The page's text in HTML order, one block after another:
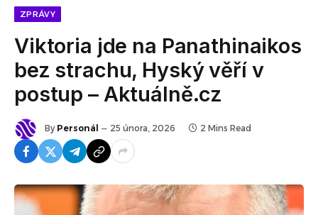
ZPRÁVY
Viktoria jde na Panathinaikos
bez strachu, Hyský věří v
postup – Aktuálně.cz
By Personál 25 února, 2026 2 Mins Read